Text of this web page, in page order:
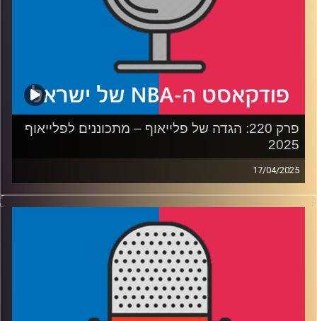
פרק 220: הגדה של פלייאוף – מתכוננים לפלייאוף
2025
17/04/2025
פודקאסט האן.בי.איי עם ערן סורוקה, שרון דוידוביץ', משה
דוידוביץ' ועידן לוצקי, בשיתוף קול האוניברסיטה.
רבע 1: דנבר נאגטס עם רוח חדשה, לו בטוח שזה יספיק,
ולוקה דונצ׳יץ׳ שוב מול אנטוני אדווארדס
רבע 2: טילים מול לוחמים (ולהיפך), לאן הולכות פניקס סאנס